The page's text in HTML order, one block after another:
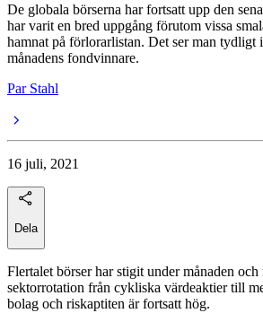
De globala börserna har fortsatt upp den
har varit en bred uppgång förutom vissa
hamnat på förlorarlistan. Det ser man tydligt
månadens fondvinnare.
Par Stahl
16 juli, 2021
Dela
Flertalet börser har stigit under månaden
sektorrotation från cykliska värdeaktier till
bolag och riskaptiten är fortsatt hög.